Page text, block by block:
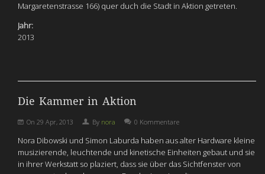
Margaretenstrasse 166) quer duch die Stadt in Aktion getreten.
Jahr:
2013
Die Kammer in Aktion
On 29 Apr, 2013 By nora 0 Kommentare
Nora Dibowski und Simon Laburda haben aus alter Hardware kleine
musizierende, leuchtende und kinetische Einheiten gebaut und sie
in ihrer Werkstatt so plaziert, dass sie über das Sichtfenster von